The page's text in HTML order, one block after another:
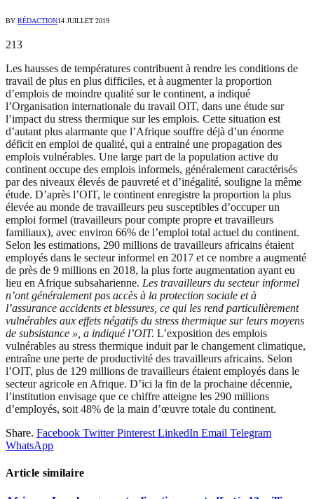
BY RÉDACTION14 JUILLET 2019
213
Les hausses de températures contribuent à rendre les conditions de
travail de plus en plus difficiles, et à augmenter la proportion
d’emplois de moindre qualité sur le continent, a indiqué
l’Organisation internationale du travail OIT, dans une étude sur
l’impact du stress thermique sur les emplois. Cette situation est
d’autant plus alarmante que l’Afrique souffre déjà d’un énorme
déficit en emploi de qualité, qui a entrainé une propagation des
emplois vulnérables. Une large part de la population active du
continent occupe des emplois informels, généralement caractérisés
par des niveaux élevés de pauvreté et d’inégalité, souligne la même
étude. D’après l’OIT, le continent enregistre la proportion la plus
élevée au monde de travailleurs peu susceptibles d’occuper un
emploi formel (travailleurs pour compte propre et travailleurs
familiaux), avec environ 66% de l’emploi total actuel du continent.
Selon les estimations, 290 millions de travailleurs africains étaient
employés dans le secteur informel en 2017 et ce nombre a augmenté
de près de 9 millions en 2018, la plus forte augmentation ayant eu
lieu en Afrique subsaharienne. Les travailleurs du secteur informel
n’ont généralement pas accès à la protection sociale et à
l’assurance accidents et blessures, ce qui les rend particulièrement
vulnérables aux effets négatifs du stress thermique sur leurs moyens
de subsistance », a indiqué l’OIT. L’exposition des emplois
vulnérables au stress thermique induit par le changement climatique,
entraîne une perte de productivité des travailleurs africains. Selon
l’OIT, plus de 129 millions de travailleurs étaient employés dans le
secteur agricole en Afrique. D’ici la fin de la prochaine décennie,
l’institution envisage que ce chiffre atteigne les 290 millions
d’employés, soit 48% de la main d’œuvre totale du continent.
Share. Facebook Twitter Pinterest LinkedIn Email Telegram
WhatsApp
Article similaire